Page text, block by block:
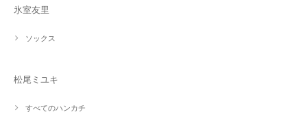
氷室友里
ソックス
松尾ミユキ
すべてのハンカチ